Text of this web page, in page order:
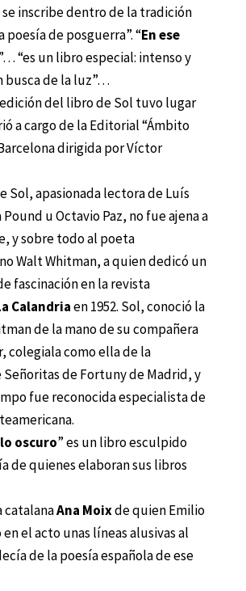
inscribe dentro de la tradición
poesía de posguerra”. “En ese
“es un libro especial: intenso y
busca de la luz”…
del libro de Sol tuvo lugar
a cargo de la Editorial “Ámbito
dirigida por Víctor
Sol, apasionada lectora de Luís
u Octavio Paz, no fue ajena a
y sobre todo al poeta
Walt Whitman, a quien dedicó un
fascinación en la revista
Calandriaen 1952. Sol, conoció la
de la mano de su compañera
colegiala como ella de la
Señoritas de Fortuny de Madrid, y
fue reconocida especialista de
oscuro” es un libro esculpido
de quienes elaboran sus libros
Ana Moixde quien Emilio
en el acto unas líneas alusivas al
de la poesía española de ese